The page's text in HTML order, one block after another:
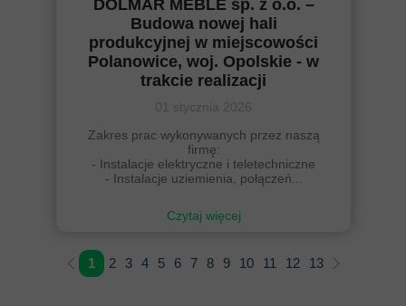
DOLMAR MEBLE sp. z o.o. –
Budowa nowej hali
produkcyjnej w miejscowości
Polanowice, woj. Opolskie - w
trakcie realizacji
01 stycznia 2026
Zakres prac wykonywanych przez naszą
firmę:
- Instalacje elektryczne i teletechniczne
- Instalacje uziemienia, połączeń...
Czytaj więcej
1 2 3 4 5 6 7 8 9 10 11 12 13